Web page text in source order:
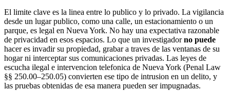
El limite clave es la linea entre lo publico y lo privado. La vigilancia
desde un lugar publico, como una calle, un estacionamiento o un
parque, es legal en Nueva York. No hay una expectativa razonable
de privacidad en esos espacios. Lo que un investigadorno puede
hacer es invadir su propiedad, grabar a traves de las ventanas de su
hogar ni interceptar sus comunicaciones privadas. Las leyes de
escucha ilegal e intervencion telefonica de Nueva York (Penal Law
§§ 250.00–250.05) convierten ese tipo de intrusion en un delito, y
las pruebas obtenidas de esa manera pueden ser impugnadas.